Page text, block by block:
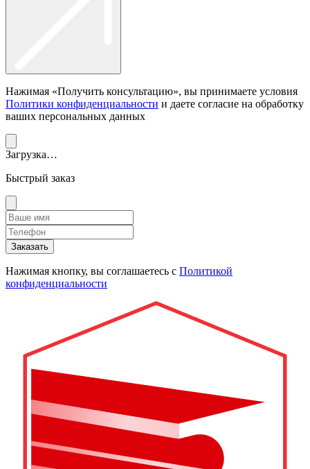
Нажимая «Получить консультацию», вы принимаете условия
Политики конфиденциальности и даете согласие на обработку
ваших персональных данных
Загрузка…
Быстрый заказ
Заказать
Нажимая кнопку, вы соглашаетесь с Политикой
конфиденциальности